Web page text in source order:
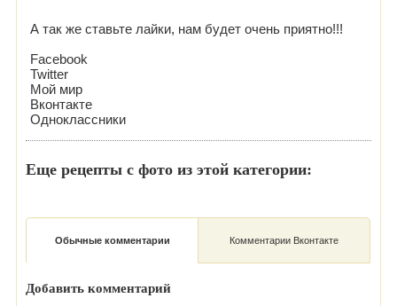
А так же ставьте лайки, нам будет очень приятно!!!
Facebook
Twitter
Мой мир
Вконтакте
Одноклассники
Еще рецепты с фото из этой категории:
Обычные комментарии Комментарии Вконтакте
Добавить комментарий